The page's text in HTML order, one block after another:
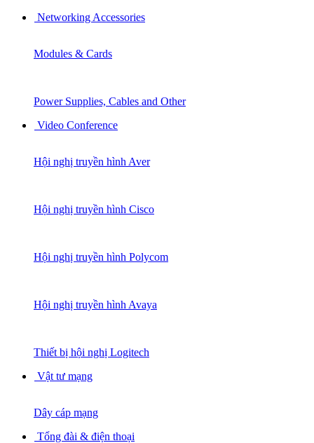
Networking Accessories
Modules & Cards
Power Supplies, Cables and Other
Video Conference
Hội nghị truyền hình Aver
Hội nghị truyền hình Cisco
Hội nghị truyền hình Polycom
Hội nghị truyền hình Avaya
Thiết bị hội nghị Logitech
Vật tư mạng
Dây cáp mạng
Tổng đài & điện thoại